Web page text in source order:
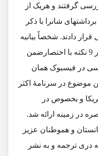
گرفتند و هریک از
شانرا با ذکر
دادند. شخصاً بیانیه
را به دقت شنیدم و نظر خود را در 9 نکته با اختصارضمن
در فیسبوک همان
موضوع در سرنامۀ اکثر
و بخصوص در
در زمینه ارائه شد.
و هموطنان عزیز
دری ترجمه و به نشر